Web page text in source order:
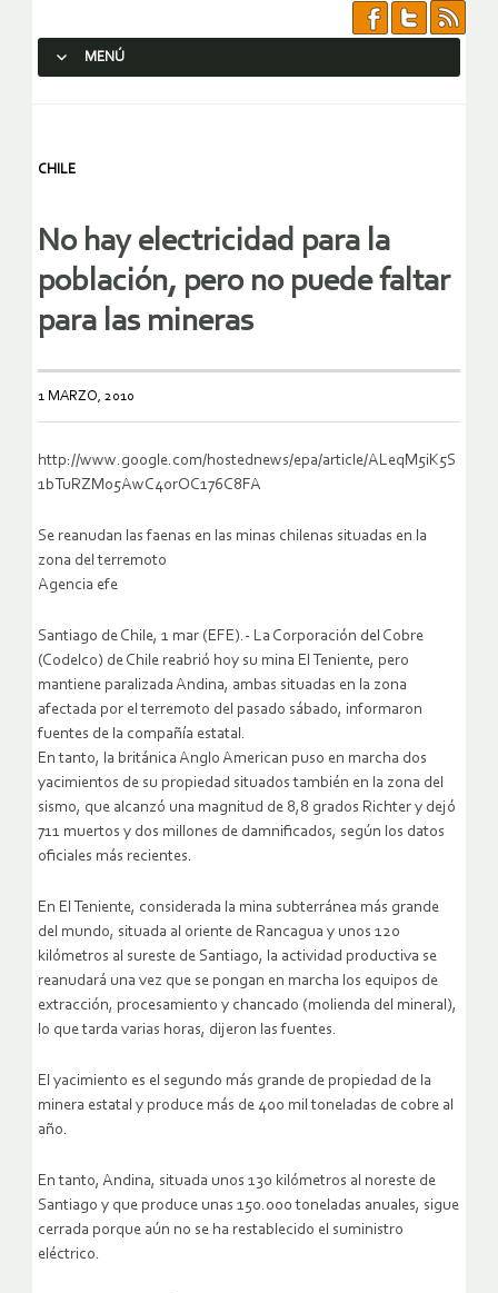
MENÚ
CHILE
No hay electricidad para la
población, pero no puede faltar
para las mineras
1 MARZO, 2010
http://www.google.com/hostednews/epa/article/ALeqM5iK5S
1bTuRZMo5AwC4orOC176C8FA
Se reanudan las faenas en las minas chilenas situadas en la
zona del terremoto
Agencia efe
Santiago de Chile, 1 mar (EFE).- La Corporación del Cobre
(Codelco) de Chile reabrió hoy su mina El Teniente, pero
mantiene paralizada Andina, ambas situadas en la zona
afectada por el terremoto del pasado sábado, informaron
fuentes de la compañía estatal.
En tanto, la británica Anglo American puso en marcha dos
yacimientos de su propiedad situados también en la zona del
sismo, que alcanzó una magnitud de 8,8 grados Richter y dejó
711 muertos y dos millones de damnificados, según los datos
oficiales más recientes.
En El Teniente, considerada la mina subterránea más grande
del mundo, situada al oriente de Rancagua y unos 120
kilómetros al sureste de Santiago, la actividad productiva se
reanudará una vez que se pongan en marcha los equipos de
extracción, procesamiento y chancado (molienda del mineral),
lo que tarda varias horas, dijeron las fuentes.
El yacimiento es el segundo más grande de propiedad de la
minera estatal y produce más de 400 mil toneladas de cobre al
año.
En tanto, Andina, situada unos 130 kilómetros al noreste de
Santiago y que produce unas 150.000 toneladas anuales, sigue
cerrada porque aún no se ha restablecido el suministro
eléctrico.